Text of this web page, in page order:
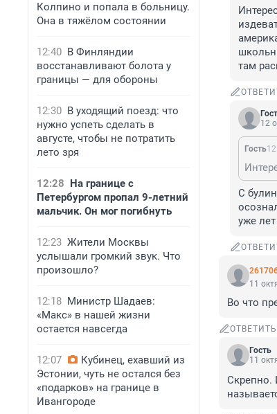
Колпино и попала в больницу.
Она в тяжёлом состоянии
12:40 В Финляндии
восстанавливают болота у
границы — для обороны
12:30 В уходящий поезд: что
нужно успеть сделать в
августе, чтобы не потратить
лето зря
12:28 На границе с
Петербургом пропал 9-летний
мальчик. Он мог погибнуть
12:23 Жители Москвы
услышали громкий звук. Что
произошло?
12:18 Министр Шадаев:
«Макс» в нашей жизни
остается навсегда
12:07
Кубинец, ехавший из
Эстонии, чуть не остался без
«подарков» на границе в
Ивангороде
там
12
Гость
С
уже
11
Во что
ОТВЕТИТЬ
Гость
11
Скрепно.